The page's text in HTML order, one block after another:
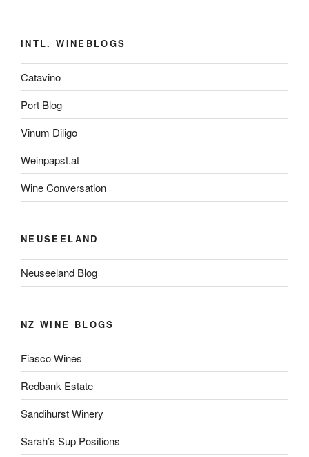
INTL. WINEBLOGS
Catavino
Port Blog
Vinum Diligo
Weinpapst.at
Wine Conversation
NEUSEELAND
Neuseeland Blog
NZ WINE BLOGS
Fiasco Wines
Redbank Estate
Sandihurst Winery
Sarah’s Sup Positions